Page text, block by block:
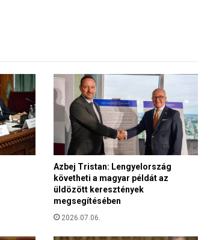
Azbej Tristan: Lengyelország
követheti a magyar példát az
üldözött keresztények
megsegítésében
2026.07.06.